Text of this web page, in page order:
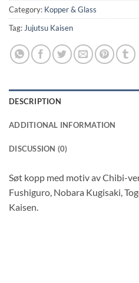
Category: Kopper & Glass
Tag:Jujutsu Kaisen
DESCRIPTION
ADDITIONAL INFORMATION
DISCUSSION (0)
Søt kopp med motiv av Chibi-
Fushiguro, Nobara Kugisaki,
Kaisen.